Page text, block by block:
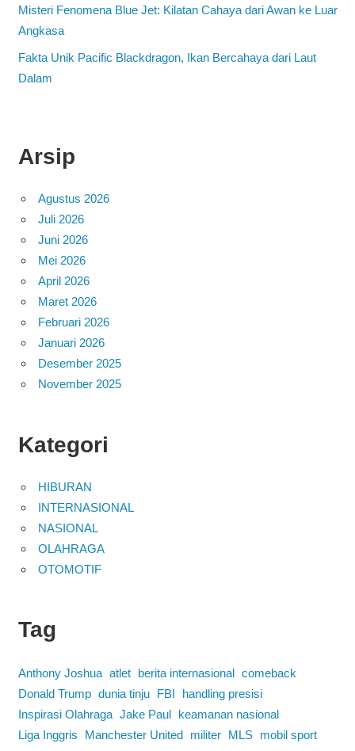
Misteri Fenomena Blue Jet: Kilatan Cahaya dari Awan ke Luar
Angkasa
Fakta Unik Pacific Blackdragon, Ikan Bercahaya dari Laut
Dalam
Arsip
Agustus 2026
Juli 2026
Juni 2026
Mei 2026
April 2026
Maret 2026
Februari 2026
Januari 2026
Desember 2025
November 2025
Kategori
HIBURAN
INTERNASIONAL
NASIONAL
OLAHRAGA
OTOMOTIF
Tag
Anthony Joshua atlet berita internasional comeback
Donald Trump dunia tinju FBI
handling presisi
Inspirasi Olahraga Jake Paul
keamanan nasional
Liga Inggris
Manchester United militer MLS
mobil sport